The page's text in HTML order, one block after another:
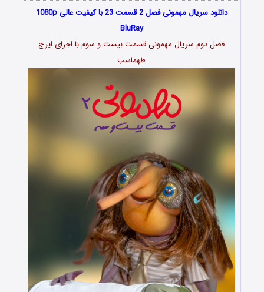
دانلود سریال مهمونی فصل 2 قسمت 23 با کیفیت عالی 1080p
BluRay
فصل دوم سریال مهمونی قسمت بیست و سوم با اجرای ایرج
طهماسب